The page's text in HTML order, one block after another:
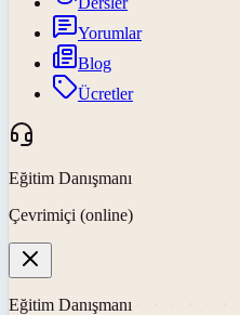
Yorumlar
Blog
Ücretler
Eğitim Danışmanı
Çevrimiçi (online)
Eğitim Danışmanı